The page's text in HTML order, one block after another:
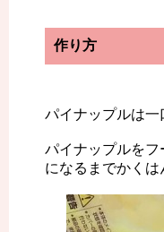
作り方
パイナップルは一
パイナップルを
になるまでかくは